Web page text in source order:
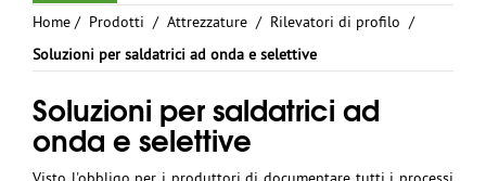
Home / Prodotti / Attrezzature / Rilevatori di profilo /
Soluzioni per saldatrici ad onda e selettive
Soluzioni per saldatrici ad
onda e selettive